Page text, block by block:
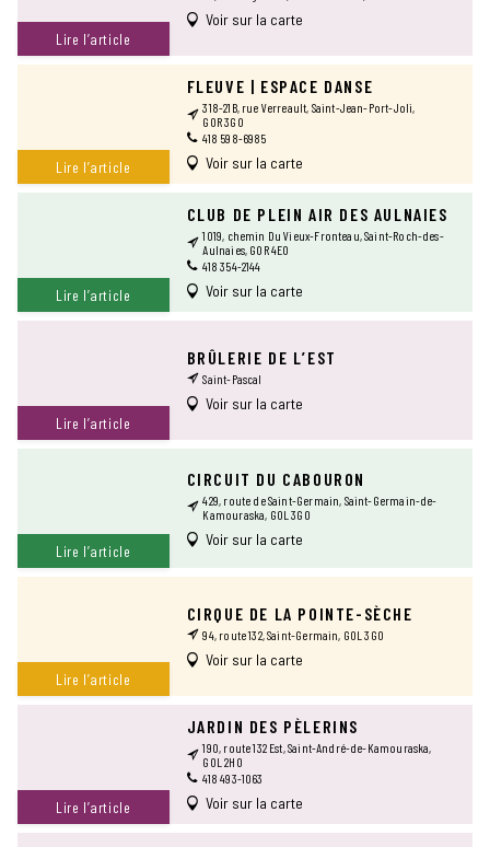
Lire l’article
Voir sur la carte
Lire l’article
FLEUVE | ESPACE DANSE
318-21B, rue Verreault, Saint-Jean-Port-Joli,
G0R 3G0
418 598-6985
Voir sur la carte
Lire l’article
CLUB DE PLEIN AIR DES AULNAIES
1019, chemin Du Vieux-Fronteau, Saint-Roch-des-
Aulnaies, G0R 4E0
418 354-2144
Voir sur la carte
Lire l’article
BRÛLERIE DE L’EST
Saint-Pascal
Voir sur la carte
Lire l’article
CIRCUIT DU CABOURON
429, route de Saint-Germain, Saint-Germain-de-
Kamouraska, G0L 3G0
Voir sur la carte
Lire l’article
CIRQUE DE LA POINTE-SÈCHE
94, route 132, Saint-Germain, G0L 3G0
Voir sur la carte
Lire l’article
JARDIN DES PÈLERINS
190, route 132 Est, Saint-André-de-Kamouraska,
G0L 2H0
418 493-1063
Voir sur la carte